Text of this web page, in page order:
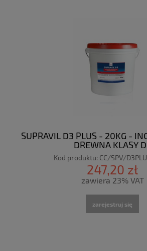
SUPRAVIL D3 PLUS - 20KG -
DREWNA KLASY
Kod produktu: CC/SPV/
247,20 zł
zawiera 23% VAT
zarejestruj się